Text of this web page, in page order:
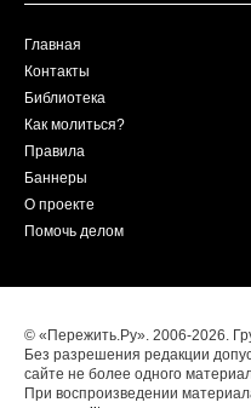
Главная
Контакты
Библиотека
Как молиться?
Правила
Баннеры
О проекте
Помочь делом
© «Пережить.Ру». 2006-2026.
Без разрешения редакции
сайте не более одного
При воспроизведении